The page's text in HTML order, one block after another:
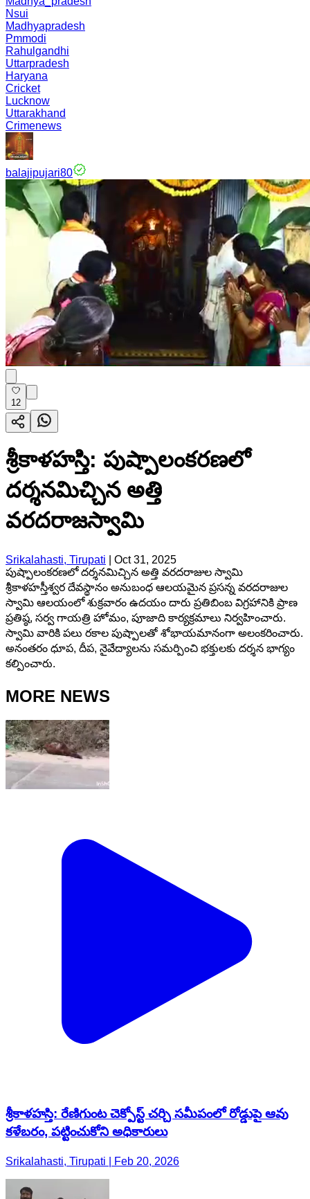
Nsui
Madhyapradesh
Pmmodi
Rahulgandhi
Uttarpradesh
Haryana
Cricket
Lucknow
Uttarakhand
Crimenews
balajipujari80
12
శ్రీకాళహస్తి: పుష్పాలంకరణలో
దర్శనమిచ్చిన అత్తి
వరదరాజస్వామి
Srikalahasti, Tirupati
Oct 31, 2025
పుష్పాలంకరణలో దర్శనమిచ్చిన అత్తి వరదరాజుల స్వామి
శ్రీకాళహస్తీశ్వర దేవస్థానం అనుబంధ ఆలయమైన ప్రసన్న వరదరాజుల
స్వామి ఆలయంలో శుక్రవారం ఉదయం దారు ప్రతిబింబ విగ్రహానికి ప్రాణ
ప్రతిష్ఠ, సర్వ గాయత్రి హోమం, పూజాది కార్యక్రమాలు నిర్వహించారు.
స్వామి వారికి పలు రకాల పుష్పాలతో శోభాయమానంగా అలంకరించారు.
అనంతరం ధూప, దీప, నైవేద్యాలను సమర్పించి భక్తులకు దర్శన భాగ్యం
కల్పించారు.
MORE NEWS
శ్రీకాళహస్తి: రేణిగుంట చెక్పోస్ట్ చర్చి సమీపంలో రోడ్డుపై ఆవు
కళేబరం, పట్టించుకోని అధికారులు
Srikalahasti, Tirupati | Feb 20, 2026